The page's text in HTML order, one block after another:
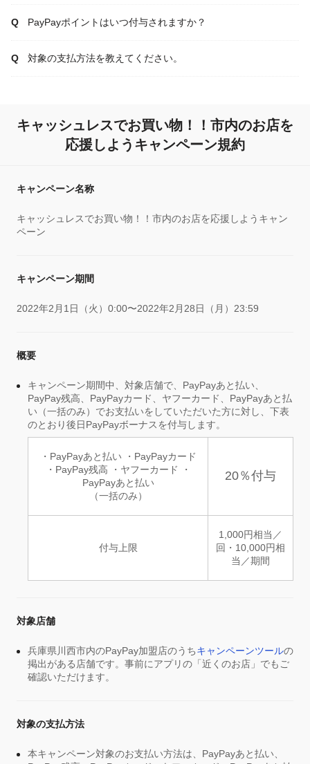
PayPayポイントはいつ付与されますか？
対象の支払方法を教えてください。
キャッシュレスでお買い物！！市内のお店を
応援しようキャンペーン規約
キャンペーン名称
キャッシュレスでお買い物！！市内のお店を応援しようキャン
ペーン
キャンペーン期間
2022年2月1日（火）0:00〜2022年2月28日（月）23:59
概要
キャンペーン期間中、対象店舗で、PayPayあと払い、
PayPay残高、PayPayカード、ヤフーカード、PayPayあと払
い（一括のみ）でお支払いをしていただいた方に対し、下表
のとおり後日PayPayボーナスを付与します。
・PayPayあと払い ・PayPayカード
・PayPay残高 ・ヤフーカード ・
PayPayあと払い
（一括のみ）
20％付与
付与上限
1,000円相当／
回・10,000円相
当／期間
対象店舗
兵庫県川西市内のPayPay加盟店のうちキャンペーンツールの
掲出がある店舗です。事前にアプリの「近くのお店」でもご
確認いただけます。
対象の支払方法
本キャンペーン対象のお支払い方法は、PayPayあと払い、